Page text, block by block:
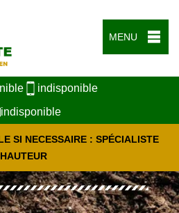
MENU
indisponible
indisponible
SI NECESSAIRE : SPÉCIALISTE
HAUTEUR